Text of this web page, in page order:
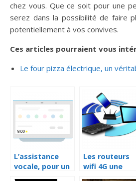
chez vous. Que ce soit pour une
serez dans la possibilité de faire
potentiellement à vos convives.
Ces articles pourraient vous
Le four pizza électrique, un
L’assistance
vocale, pour un
Les routeurs
wifi 4G une